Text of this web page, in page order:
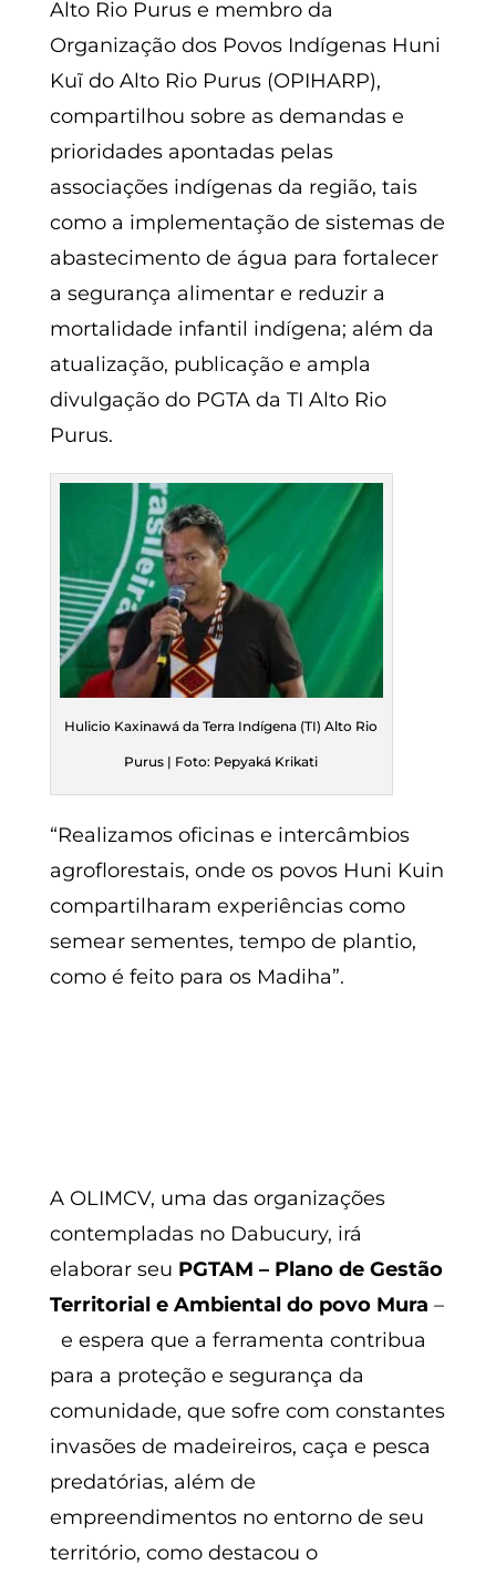
Alto Rio Purus e membro da
Organização dos Povos Indígenas Huni
Kuĩ do Alto Rio Purus (OPIHARP),
compartilhou sobre as demandas e
prioridades apontadas pelas
associações indígenas da região, tais
como a implementação de sistemas de
abastecimento de água para fortalecer
a segurança alimentar e reduzir a
mortalidade infantil indígena; além da
atualização, publicação e ampla
divulgação do PGTA da TI Alto Rio
Purus.
Hulicio Kaxinawá da Terra Indígena (TI) Alto Rio
Purus | Foto: Pepyaká Krikati
“Realizamos oficinas e intercâmbios
agroflorestais, onde os povos Huni Kuin
compartilharam experiências como
semear sementes, tempo de plantio,
como é feito para os Madiha”.
A OLIMCV, uma das organizações
contempladas no Dabucury, irá
elaborar seu PGTAM – Plano de Gestão
Territorial e Ambiental do povo Mura –
e espera que a ferramenta contribua
para a proteção e segurança da
comunidade, que sofre com constantes
invasões de madeireiros, caça e pesca
predatórias, além de
empreendimentos no entorno de seu
território, como destacou o